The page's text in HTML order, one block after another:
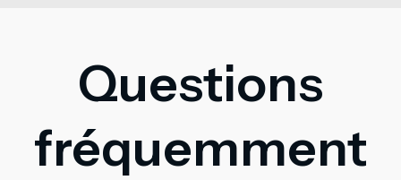
Questions
fréquemment